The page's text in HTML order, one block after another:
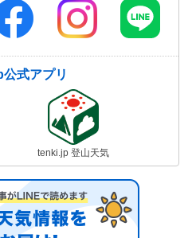
式アプリ
tenki.jp 登山天気